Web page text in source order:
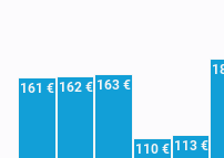
161 € 162 € 163 €
110 € 113 €